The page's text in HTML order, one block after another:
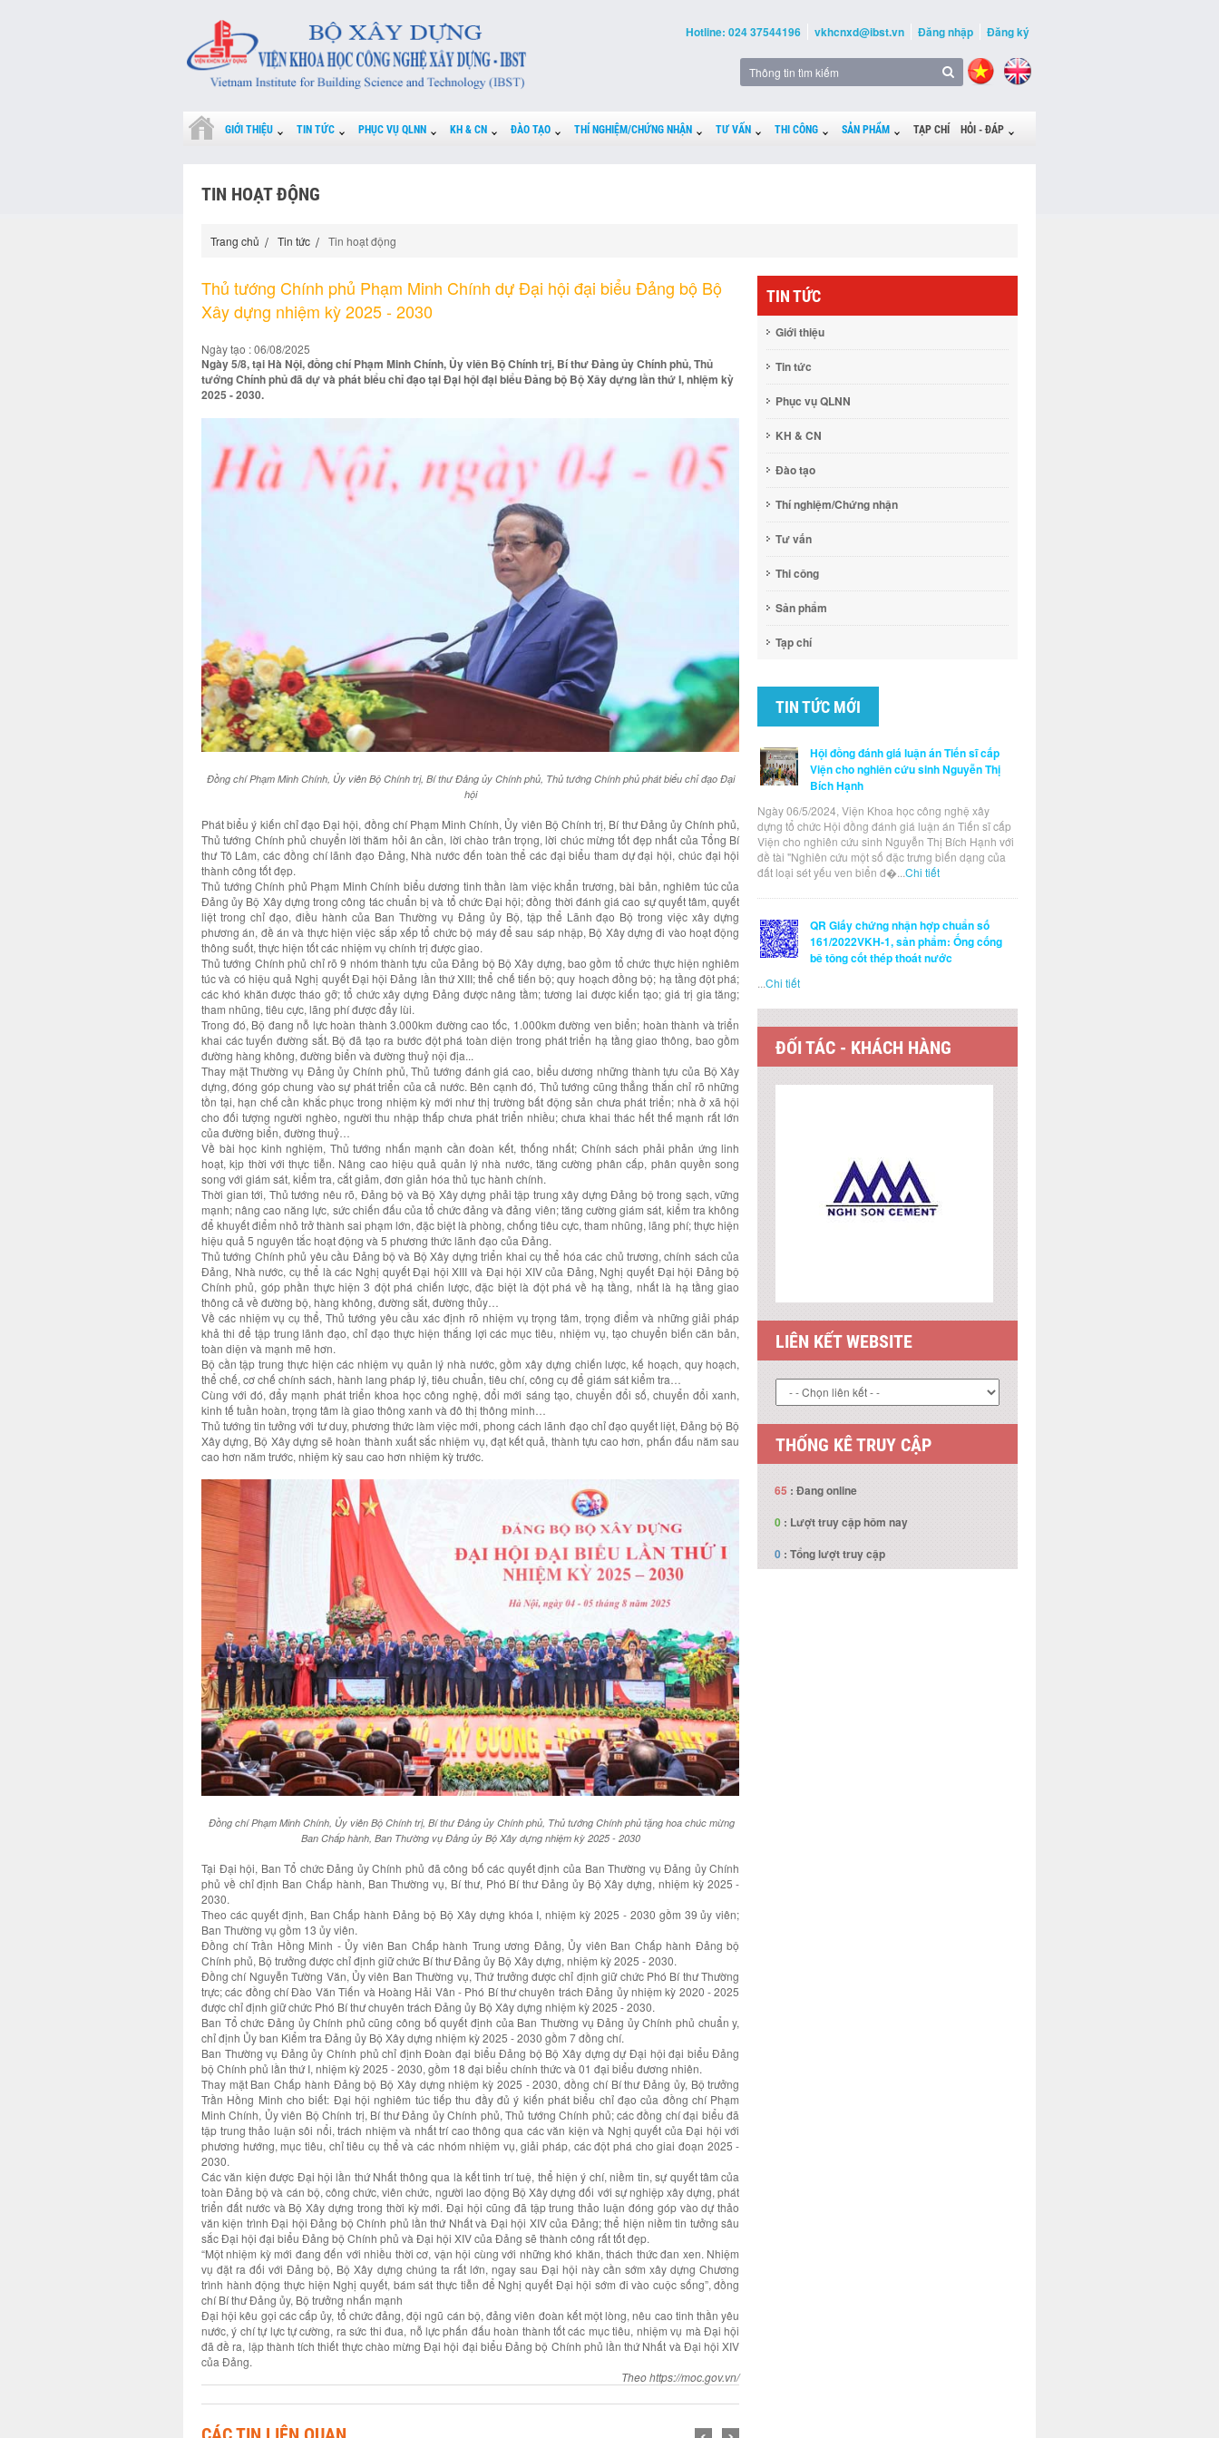
Hotline: 024 37544196 vkhcnxd@ibst.vn Đăng nhập Đăng ký
GIỚI THIỆU TIN TỨC PHỤC VỤ QLNN KH & CN ĐÀO TẠO THÍ NGHIỆM/CHỨNG NHẬN TƯ VẤN THI CÔNG SẢN PHẨM TẠP CHÍ HỎI - ĐÁP
TIN HOẠT ĐỘNG
Trang chủ Tin tức Tin hoạt động
Thủ tướng Chính phủ Phạm Minh Chính dự Đại hội đại biểu Đảng bộ Bộ
Xây dựng nhiệm kỳ 2025 - 2030
Ngày tạo : 06/08/2025
Ngày 5/8, tại Hà Nội, đồng chí Phạm Minh Chính, Ủy viên Bộ Chính trị, Bí thư Đảng ủy Chính phủ, Thủ
tướng Chính phủ đã dự và phát biểu chỉ đạo tại Đại hội đại biểu Đảng bộ Bộ Xây dựng lần thứ I, nhiệm kỳ
2025 - 2030.
Đồng chí Phạm Minh Chính, Ủy viên Bộ Chính trị, Bí thư Đảng ủy Chính phủ, Thủ tướng Chính phủ phát biểu chỉ đạo Đại
hội
Phát biểu ý kiến chỉ đạo Đại hội, đồng chí Phạm Minh Chính, Ủy viên Bộ Chính trị, Bí thư Đảng ủy Chính phủ,
Thủ tướng Chính phủ chuyển lời thăm hỏi ân cần, lời chào trân trọng, lời chúc mừng tốt đẹp nhất của Tổng Bí
thư Tô Lâm, các đồng chí lãnh đạo Đảng, Nhà nước đến toàn thể các đại biểu tham dự đại hội, chúc đại hội
thành công tốt đẹp.
Thủ tướng Chính phủ Phạm Minh Chính biểu dương tinh thần làm việc khẩn trương, bài bản, nghiêm túc của
Đảng ủy Bộ Xây dựng trong công tác chuẩn bị và tổ chức Đại hội; đồng thời đánh giá cao sự quyết tâm, quyết
liệt trong chỉ đạo, điều hành của Ban Thường vụ Đảng ủy Bộ, tập thể Lãnh đạo Bộ trong việc xây dựng
phương án, đề án và thực hiện việc sắp xếp tổ chức bộ máy để sau sáp nhập, Bộ Xây dựng đi vào hoạt động
thông suốt, thực hiện tốt các nhiệm vụ chính trị được giao.
Thủ tướng Chính phủ chỉ rõ 9 nhóm thành tựu của Đảng bộ Bộ Xây dựng, bao gồm tổ chức thực hiện nghiêm
túc và có hiệu quả Nghị quyết Đại hội Đảng lần thứ XIII; thể chế tiến bộ; quy hoạch đồng bộ; hạ tầng đột phá;
các khó khăn được tháo gỡ; tổ chức xây dựng Đảng được nâng tầm; tương lai được kiến tạo; giá trị gia tăng;
tham nhũng, tiêu cực, lãng phí được đẩy lùi.
Trong đó, Bộ đang nỗ lực hoàn thành 3.000km đường cao tốc, 1.000km đường ven biển; hoàn thành và triển
khai các tuyến đường sắt. Bộ đã tạo ra bước đột phá toàn diện trong phát triển hạ tầng giao thông, bao gồm
đường hàng không, đường biển và đường thuỷ nội địa...
Thay mặt Thường vụ Đảng ủy Chính phủ, Thủ tướng đánh giá cao, biểu dương những thành tựu của Bộ Xây
dựng, đóng góp chung vào sự phát triển của cả nước. Bên cạnh đó, Thủ tướng cũng thẳng thắn chỉ rõ những
tồn tại, hạn chế cần khắc phục trong nhiệm kỳ mới như thị trường bất động sản chưa phát triển; nhà ở xã hội
cho đối tượng người nghèo, người thu nhập thấp chưa phát triển nhiều; chưa khai thác hết thế mạnh rất lớn
của đường biển, đường thuỷ…
Về bài học kinh nghiệm, Thủ tướng nhấn mạnh cần đoàn kết, thống nhất; Chính sách phải phản ứng linh
hoạt, kịp thời với thực tiễn. Nâng cao hiệu quả quản lý nhà nước, tăng cường phân cấp, phân quyền song
song với giám sát, kiểm tra, cắt giảm, đơn giản hóa thủ tục hành chính.
Thời gian tới, Thủ tướng nêu rõ, Đảng bộ và Bộ Xây dựng phải tập trung xây dựng Đảng bộ trong sạch, vững
mạnh; nâng cao năng lực, sức chiến đấu của tổ chức đảng và đảng viên; tăng cường giám sát, kiểm tra không
để khuyết điểm nhỏ trở thành sai phạm lớn, đặc biệt là phòng, chống tiêu cực, tham nhũng, lãng phí; thực hiện
hiệu quả 5 nguyên tắc hoạt động và 5 phương thức lãnh đạo của Đảng.
Thủ tướng Chính phủ yêu cầu Đảng bộ và Bộ Xây dựng triển khai cụ thể hóa các chủ trương, chính sách của
Đảng, Nhà nước, cụ thể là các Nghị quyết Đại hội XIII và Đại hội XIV của Đảng, Nghị quyết Đại hội Đảng bộ
Chính phủ, góp phần thực hiện 3 đột phá chiến lược, đặc biệt là đột phá về hạ tầng, nhất là hạ tầng giao
thông cả về đường bộ, hàng không, đường sắt, đường thủy…
Về các nhiệm vụ cụ thể, Thủ tướng yêu cầu xác định rõ nhiệm vụ trọng tâm, trọng điểm và những giải pháp
khả thi để tập trung lãnh đạo, chỉ đạo thực hiện thắng lợi các mục tiêu, nhiệm vụ, tạo chuyển biến căn bản,
toàn diện và mạnh mẽ hơn.
Bộ cần tập trung thực hiện các nhiệm vụ quản lý nhà nước, gồm xây dựng chiến lược, kế hoạch, quy hoạch,
thể chế, cơ chế chính sách, hành lang pháp lý, tiêu chuẩn, tiêu chí, công cụ để giám sát kiểm tra…
Cùng với đó, đẩy mạnh phát triển khoa học công nghệ, đổi mới sáng tạo, chuyển đổi số, chuyển đổi xanh,
kinh tế tuần hoàn, trọng tâm là giao thông xanh và đô thị thông minh…
Thủ tướng tin tưởng với tư duy, phương thức làm việc mới, phong cách lãnh đạo chỉ đạo quyết liệt, Đảng bộ Bộ
Xây dựng, Bộ Xây dựng sẽ hoàn thành xuất sắc nhiệm vụ, đạt kết quả, thành tựu cao hơn, phấn đấu năm sau
cao hơn năm trước, nhiệm kỳ sau cao hơn nhiệm kỳ trước.
Đồng chí Phạm Minh Chính, Ủy viên Bộ Chính trị, Bí thư Đảng ủy Chính phủ, Thủ tướng Chính phủ tặng hoa chúc mừng
Ban Chấp hành, Ban Thường vụ Đảng ủy Bộ Xây dựng nhiệm kỳ 2025 - 2030
Tại Đại hội, Ban Tổ chức Đảng ủy Chính phủ đã công bố các quyết định của Ban Thường vụ Đảng ủy Chính
phủ về chỉ định Ban Chấp hành, Ban Thường vụ, Bí thư, Phó Bí thư Đảng ủy Bộ Xây dựng, nhiệm kỳ 2025 -
2030.
Theo các quyết định, Ban Chấp hành Đảng bộ Bộ Xây dựng khóa I, nhiệm kỳ 2025 - 2030 gồm 39 ủy viên;
Ban Thường vụ gồm 13 ủy viên.
Đồng chí Trần Hồng Minh - Ủy viên Ban Chấp hành Trung ương Đảng, Ủy viên Ban Chấp hành Đảng bộ
Chính phủ, Bộ trưởng được chỉ định giữ chức Bí thư Đảng ủy Bộ Xây dựng, nhiệm kỳ 2025 - 2030.
Đồng chí Nguyễn Tường Văn, Ủy viên Ban Thường vụ, Thứ trưởng được chỉ định giữ chức Phó Bí thư Thường
trực; các đồng chí Đào Văn Tiến và Hoàng Hải Vân - Phó Bí thư chuyên trách Đảng ủy nhiệm kỳ 2020 - 2025
được chỉ định giữ chức Phó Bí thư chuyên trách Đảng ủy Bộ Xây dựng nhiệm kỳ 2025 - 2030.
Ban Tổ chức Đảng ủy Chính phủ cũng công bố quyết định của Ban Thường vụ Đảng ủy Chính phủ chuẩn y,
chỉ định Ủy ban Kiểm tra Đảng ủy Bộ Xây dựng nhiệm kỳ 2025 - 2030 gồm 7 đồng chí.
Ban Thường vụ Đảng ủy Chính phủ chỉ định Đoàn đại biểu Đảng bộ Bộ Xây dựng dự Đại hội đại biểu Đảng
bộ Chính phủ lần thứ I, nhiệm kỳ 2025 - 2030, gồm 18 đại biểu chính thức và 01 đại biểu đương nhiên.
Thay mặt Ban Chấp hành Đảng bộ Bộ Xây dựng nhiệm kỳ 2025 - 2030, đồng chí Bí thư Đảng ủy, Bộ trưởng
Trần Hồng Minh cho biết: Đại hội nghiêm túc tiếp thu đầy đủ ý kiến phát biểu chỉ đạo của đồng chí Phạm
Minh Chính, Ủy viên Bộ Chính trị, Bí thư Đảng ủy Chính phủ, Thủ tướng Chính phủ; các đồng chí đại biểu đã
tập trung thảo luận sôi nổi, trách nhiệm và nhất trí cao thông qua các văn kiện và Nghị quyết của Đại hội với
phương hướng, mục tiêu, chỉ tiêu cụ thể và các nhóm nhiệm vụ, giải pháp, các đột phá cho giai đoạn 2025 -
2030.
Các văn kiện được Đại hội lần thứ Nhất thông qua là kết tinh trí tuệ, thể hiện ý chí, niềm tin, sự quyết tâm của
toàn Đảng bộ và cán bộ, công chức, viên chức, người lao động Bộ Xây dựng đối với sự nghiệp xây dựng, phát
triển đất nước và Bộ Xây dựng trong thời kỳ mới. Đại hội cũng đã tập trung thảo luận đóng góp vào dự thảo
văn kiện trình Đại hội Đảng bộ Chính phủ lần thứ Nhất và Đại hội XIV của Đảng; thể hiện niềm tin tưởng sâu
sắc Đại hội đại biểu Đảng bộ Chính phủ và Đại hội XIV của Đảng sẽ thành công rất tốt đẹp.
“Một nhiệm kỳ mới đang đến với nhiều thời cơ, vận hội cùng với những khó khăn, thách thức đan xen. Nhiệm
vụ đặt ra đối với Đảng bộ, Bộ Xây dựng chúng ta rất lớn, ngay sau Đại hội này cần sớm xây dựng Chương
trình hành động thực hiện Nghị quyết, bám sát thực tiễn để Nghị quyết Đại hội sớm đi vào cuộc sống”, đồng
chí Bí thư Đảng ủy, Bộ trưởng nhấn mạnh
Đại hội kêu gọi các cấp ủy, tổ chức đảng, đội ngũ cán bộ, đảng viên đoàn kết một lòng, nêu cao tinh thần yêu
nước, ý chí tự lực tự cường, ra sức thi đua, nỗ lực phấn đấu hoàn thành tốt các mục tiêu, nhiệm vụ mà Đại hội
đã đề ra, lập thành tích thiết thực chào mừng Đại hội đại biểu Đảng bộ Chính phủ lần thứ Nhất và Đại hội XIV
của Đảng.
Theo https://moc.gov.vn/
TIN TỨC
Giới thiệu
Tin tức
Phục vụ QLNN
KH & CN
Đào tạo
Thí nghiệm/Chứng nhận
Tư vấn
Thi công
Sản phẩm
Tạp chí
TIN TỨC MỚI
Hội đồng đánh giá luận án Tiến sĩ cấp
Viện cho nghiên cứu sinh Nguyễn Thị
Bích Hạnh
Ngày 06/5/2024, Viện Khoa học công nghệ xây
dựng tổ chức Hội đồng đánh giá luận án Tiến sĩ cấp
Viện cho nghiên cứu sinh Nguyễn Thị Bích Hạnh với
đề tài "Nghiên cứu một số đặc trưng biến dạng của
đất loại sét yếu ven biển đ�...Chi tiết
QR Giấy chứng nhận hợp chuẩn số
161/2022VKH-1, sản phẩm: Ống cống
bê tông cốt thép thoát nước
...Chi tiết
ĐỐI TÁC - KHÁCH HÀNG
LIÊN KẾT WEBSITE
THỐNG KÊ TRUY CẬP
65 : Đang online
0 : Lượt truy cập hôm nay
0 : Tổng lượt truy cập